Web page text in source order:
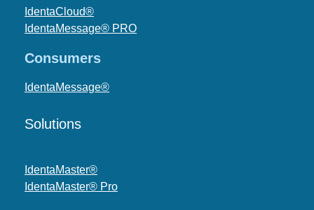
IdentaCloud®
IdentaMessage® PRO
Consumers
IdentaMessage®
Solutions
IdentaMaster®
IdentaMaster® Pro